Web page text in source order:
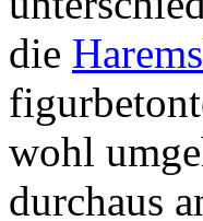
die
wohl
durchaus